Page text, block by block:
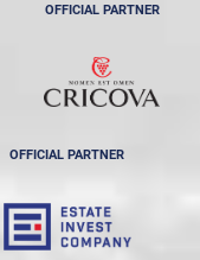
OFFICIAL PARTNER
OFFICIAL PARTNER